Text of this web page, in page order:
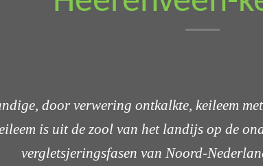
door verwering ontkalkte, keileem
is uit de zool van het landijs op de
vergletsjeringsfasen van Noord-